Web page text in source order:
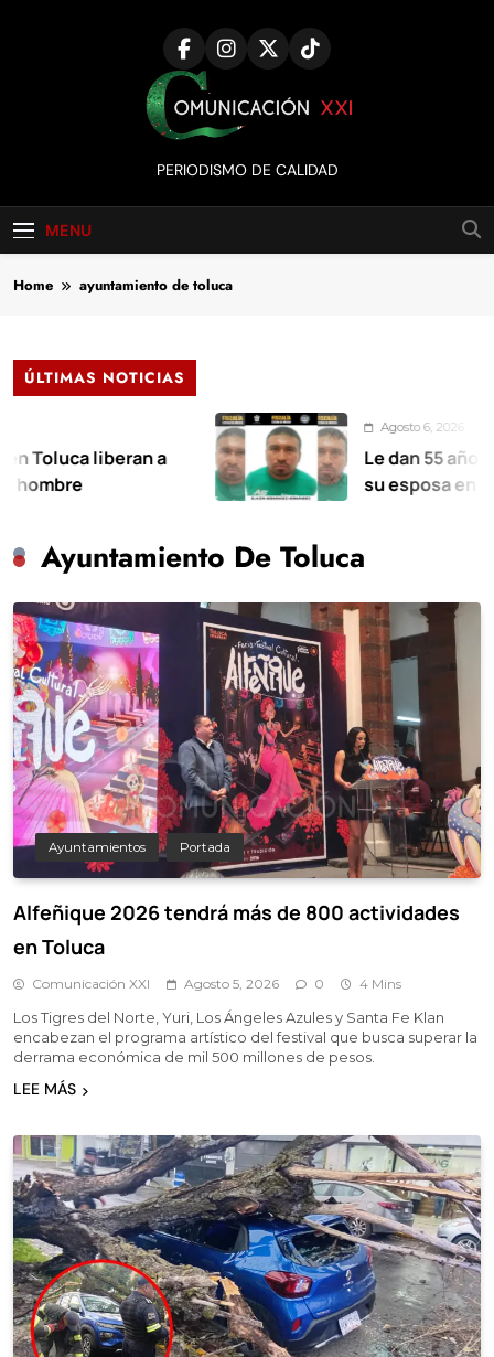
Comunicación
XXI
PERIODISMO DE CALIDAD
MENU
Home ayuntamiento de toluca
ÚLTIMAS NOTICIAS
liberan a
Agosto 6, 2026
Le dan 55 años de
su esposa en Xalatlaco
Ayuntamiento De Toluca
Ayuntamientos Portada
Alfeñique 2026 tendrá más de 800 actividades
en Toluca
Comunicación XXI Agosto 5, 2026 0 4 Mins
Los Tigres del Norte, Yuri, Los Ángeles Azules y Santa Fe Klan
encabezan el programa artístico del festival que busca superar la
derrama económica de mil 500 millones de pesos.
LEE MÁS